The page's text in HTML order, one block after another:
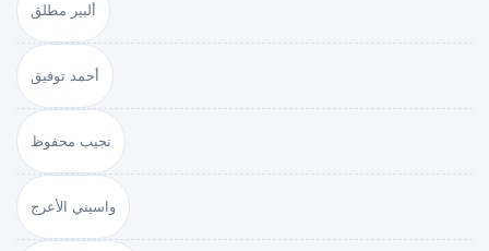
ألبير مطلق
أحمد توفيق
نجيب محفوظ
واسيني الأعرج